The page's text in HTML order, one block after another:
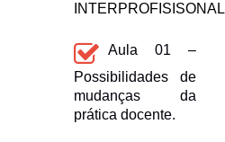
INTERPROFISISONAL
Aula 01 –
Possibilidades de
mudanças da
prática docente.